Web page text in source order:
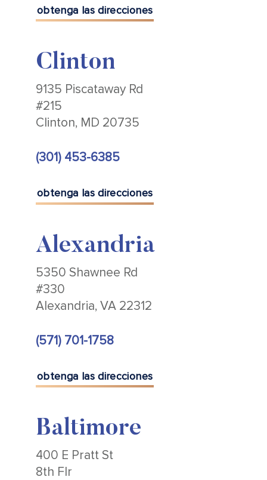
obtenga las direcciones
Clinton
9135 Piscataway Rd
#215
Clinton, MD 20735
(301) 453-6385
obtenga las direcciones
Alexandria
5350 Shawnee Rd
#330
Alexandria, VA 22312
(571) 701-1758
obtenga las direcciones
Baltimore
400 E Pratt St
8th Flr